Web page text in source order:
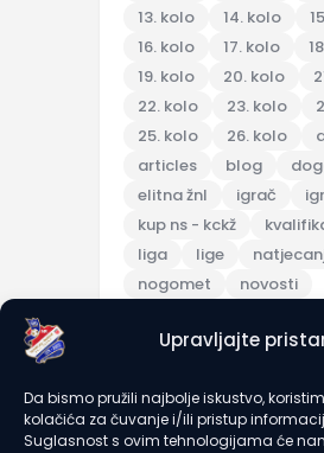
Upravljajte
Da bismo pružili najbolje iskustvo,
kolačića za čuvanje i/ili pristup
Suglasnost s ovim tehnologijama će
13. kolo
14. kolo
16. kolo
17. kolo
19. kolo
20. kolo
22. kolo
23. kolo
25. kolo
26. kolo
articles
blog
elitna žnl
igrač
kup ns - kckž
liga
lige
nogomet
novosti
pripremna utakmica
trening
turnir u7
utakmica
članarine